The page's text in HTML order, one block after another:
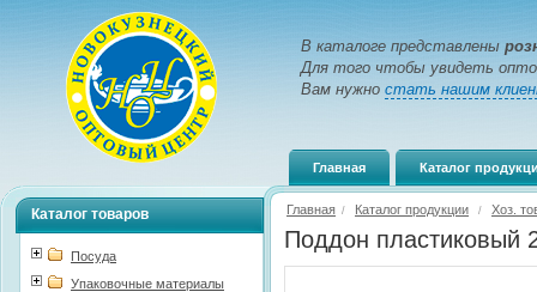
В каталоге представлены
Для того чтобы увидеть
Вам нужностать нашим
Главная Каталог
Каталог товаров
Посуда
Упаковочные материалы
Главная / Каталог продукции / Хоз.
Поддон пластиковый